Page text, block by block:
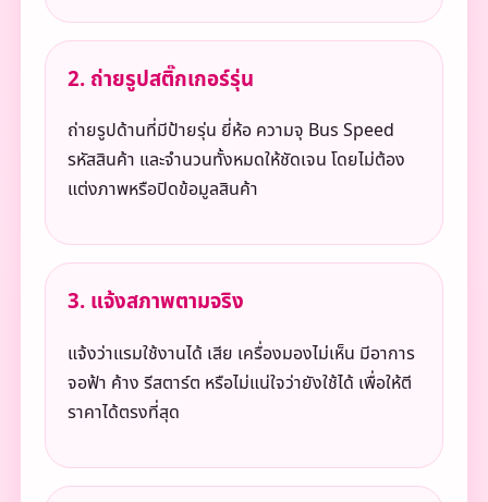
2. ถ่ายรูปสติ๊กเกอร์รุ่น
ถ่ายรูปด้านที่มีป้ายรุ่น ยี่ห้อ ความจุ Bus Speed
รหัสสินค้า และจำนวนทั้งหมดให้ชัดเจน โดยไม่ต้อง
แต่งภาพหรือปิดข้อมูลสินค้า
3. แจ้งสภาพตามจริง
แจ้งว่าแรมใช้งานได้ เสีย เครื่องมองไม่เห็น มีอาการ
จอฟ้า ค้าง รีสตาร์ต หรือไม่แน่ใจว่ายังใช้ได้ เพื่อให้ตี
ราคาได้ตรงที่สุด